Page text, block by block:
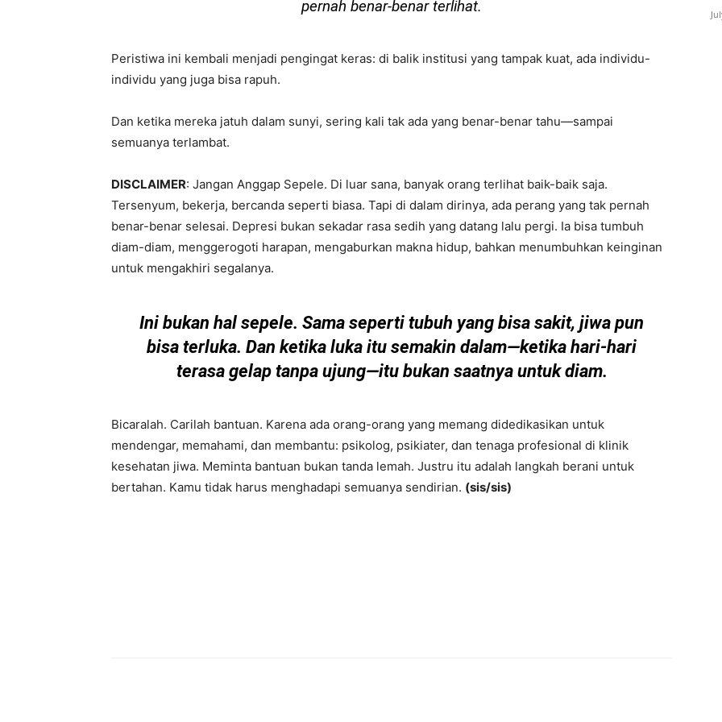
pernah benar-benar terlihat.
Peristiwa ini kembali menjadi pengingat keras: di balik institusi yang tampak kuat, ada individu-
individu yang juga bisa rapuh.
Dan ketika mereka jatuh dalam sunyi, sering kali tak ada yang benar-benar tahu—sampai
semuanya terlambat.
DISCLAIMER: Jangan Anggap Sepele. Di luar sana, banyak orang terlihat baik-baik saja.
Tersenyum, bekerja, bercanda seperti biasa. Tapi di dalam dirinya, ada perang yang tak pernah
benar-benar selesai. Depresi bukan sekadar rasa sedih yang datang lalu pergi. Ia bisa tumbuh
diam-diam, menggerogoti harapan, mengaburkan makna hidup, bahkan menumbuhkan keinginan
untuk mengakhiri segalanya.
Ini bukan hal sepele. Sama seperti tubuh yang bisa sakit, jiwa pun
bisa terluka. Dan ketika luka itu semakin dalam—ketika hari-hari
terasa gelap tanpa ujung—itu bukan saatnya untuk diam.
Bicaralah. Carilah bantuan. Karena ada orang-orang yang memang didedikasikan untuk
mendengar, memahami, dan membantu: psikolog, psikiater, dan tenaga profesional di klinik
kesehatan jiwa. Meminta bantuan bukan tanda lemah. Justru itu adalah langkah berani untuk
bertahan. Kamu tidak harus menghadapi semuanya sendirian. (sis/sis)